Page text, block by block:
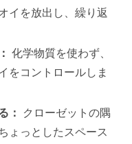
イを放出し、繰り返
化学物質を使わず、
をコントロールしま
：
クローゼットの隅
ょっとしたスペース